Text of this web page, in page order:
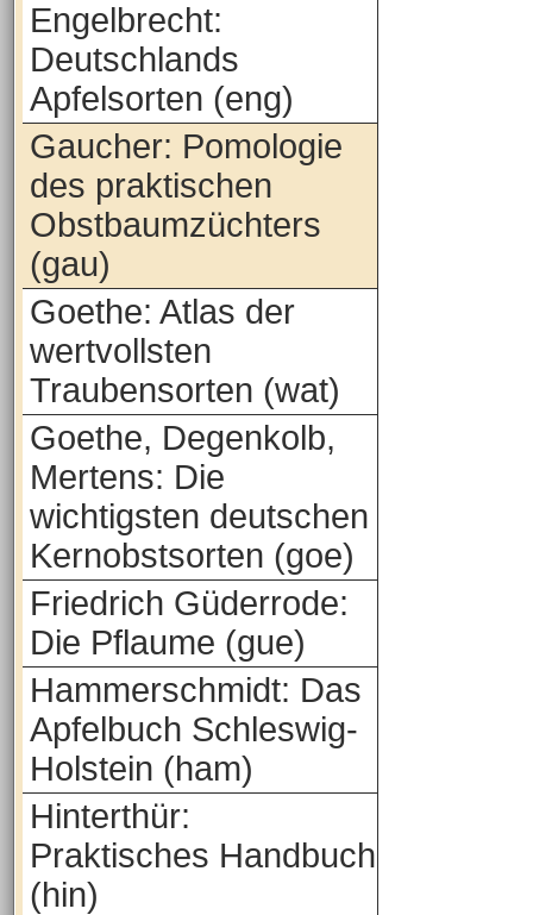
Engelbrecht:
Deutschlands
Apfelsorten (eng)
Gaucher: Pomologie
des praktischen
Obstbaumzüchters
(gau)
Goethe: Atlas der
wertvollsten
Traubensorten (wat)
Goethe, Degenkolb,
Mertens: Die
wichtigsten deutschen
Kernobstsorten (goe)
Friedrich Güderrode:
Die Pflaume (gue)
Hammerschmidt: Das
Apfelbuch Schleswig-
Holstein (ham)
Hinterthür:
Praktisches Handbuch
(hin)